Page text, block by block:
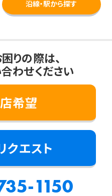
沿線・駅から探す
りの際は、
わせください
希望
クエスト
1150